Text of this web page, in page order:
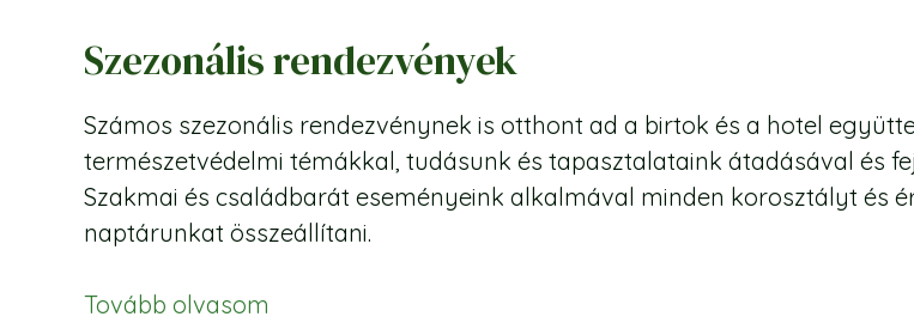
Szezonális rendezvények
Számos szezonális rendezvénynek is otthont ad a birtok és a hotel
természetvédelmi témákkal, tudásunk és tapasztalataink átadásával és
Szakmai és családbarát eseményeink alkalmával minden korosztályt és
naptárunkat összeállítani.
Tovább olvasom